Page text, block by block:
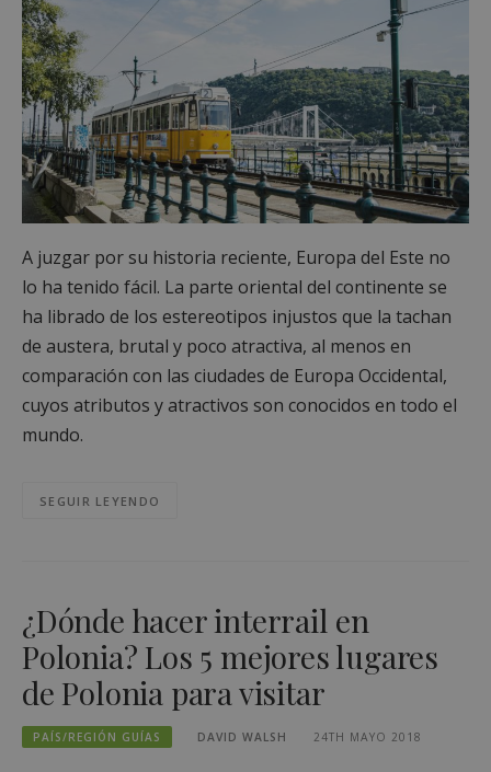
A juzgar por su historia reciente, Europa del Este no
lo ha tenido fácil. La parte oriental del continente se
ha librado de los estereotipos injustos que la tachan
de austera, brutal y poco atractiva, al menos en
comparación con las ciudades de Europa Occidental,
cuyos atributos y atractivos son conocidos en todo el
mundo.
SEGUIR LEYENDO
¿Dónde hacer interrail en
Polonia? Los 5 mejores lugares
de Polonia para visitar
PAÍS/REGIÓN GUÍAS DAVID WALSH 24TH MAYO 2018